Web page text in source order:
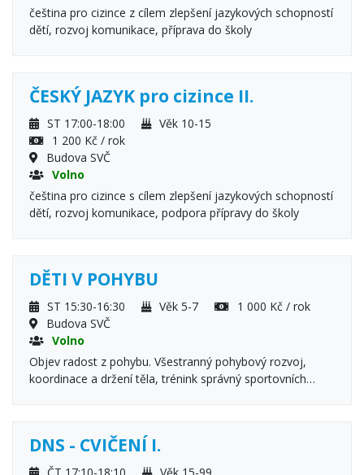
čeština pro cizince z cílem zlepšení jazykových schopností
dětí, rozvoj komunikace, příprava do školy
ČESKÝ JAZYK pro cizince II.
ST 17:00-18:00
Věk 10-15
1 200 Kč / rok
Budova SVČ
Volno
čeština pro cizince s cílem zlepšení jazykových schopností
dětí, rozvoj komunikace, podpora přípravy do školy
DĚTI V POHYBU
ST 15:30-16:30 Věk 5-7
1 000 Kč / rok
Budova SVČ
Volno
Objev radost z pohybu. Všestranný pohybový rozvoj,
koordinace a držení těla, trénink správný sportovních
DNS - CVIČENÍ I.